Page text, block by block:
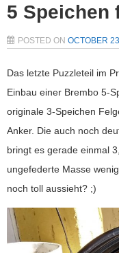
5 Speichen
POSTED ON OCTOBER
Das letzte Puzzleteil im
Einbau einer Brembo 5-
originale 3-Speichen
Anker. Die auch noch
bringt es gerade einmal
ungefederte Masse
noch toll aussieht? ;)